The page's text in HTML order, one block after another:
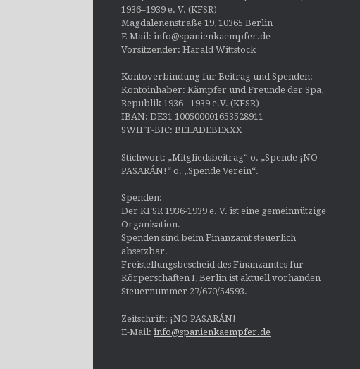
1936–1939 e. V. (KFSR)
Magdalenenstraße 19, 10365 Berlin
E-Mail: info@spanienkaempfer.de
Vorsitzender: Harald Wittstock
Kontoverbindung für Beitrag und Spenden:
Kontoinhaber: Kämpfer und Freunde der Spa,
Republik 1936 - 1939 e.V. (KFSR)
IBAN: DE31 100500001653528911
SWIFT-BIC: BELADEBEXXX
Stichwort: „Mitgliedsbeitrag“ o. „Spende ¡NO
PASARÁN!“ o. „Spende Verein“.
Spenden:
Der KFSR 1936-1939 e. V. ist eine gemeinnützige
Organisation.
Spenden sind beim Finanzamt steuerlich
absetzbar.
Freistellungsbescheid des Finanzamtes für
Körperschaften I, Berlin ist aktuell vorhanden
Steuernummer 27/670/54593.
Zeitschrift: ¡NO PASARÁN!
E-Mail: info@spanienkaempfer.de